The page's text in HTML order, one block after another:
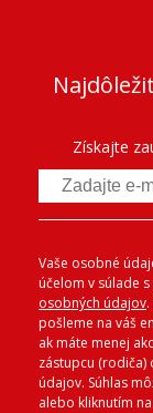
Získajte
Vaše osobné
účelom v súlade
osobných údajov
pošleme na váš
ak máte menej
zástupcu (rodiča)
údajov. Súhlas
alebo kliknutím